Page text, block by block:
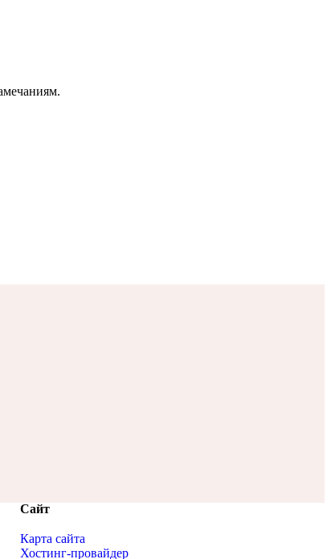
Сайт
Карта сайта
Хостинг-провайдер